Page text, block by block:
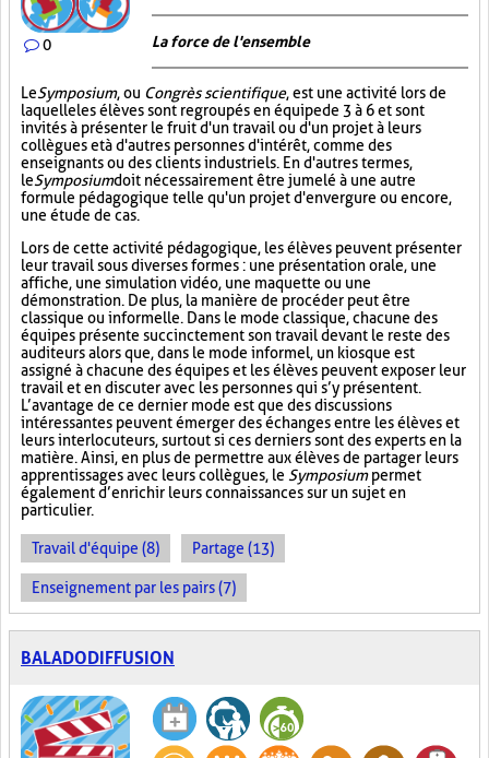
0 La force de l'ensemble
LeSymposium, ou Congrès scientifique, est une activité lors de
laquelle les élèves sont regroupés en équipe de 3 à 6 et sont
invités à présenter le fruit d'un travail ou d'un projet à leurs
collègues et à d'autres personnes d'intérêt, comme des
enseignants ou des clients industriels. En d'autres termes,
leSymposiumdoit nécessairement être jumelé à une autre
formule pédagogique telle qu'un projet d'envergure ou encore,
une étude de cas.
Lors de cette activité pédagogique, les élèves peuvent présenter
leur travail sous diverses formes : une présentation orale, une
affiche, une simulation vidéo, une maquette ou une
démonstration. De plus, la manière de procéder peut être
classique ou informelle. Dans le mode classique, chacune des
équipes présente succinctement son travail devant le reste des
auditeurs alors que, dans le mode informel, un kiosque est
assigné à chacune des équipes et les élèves peuvent exposer leur
travail et en discuter avec les personnes qui s’y présentent.
L’avantage de ce dernier mode est que des discussions
intéressantes peuvent émerger des échanges entre les élèves et
leurs interlocuteurs, surtout si ces derniers sont des experts en la
matière. Ainsi, en plus de permettre aux élèves de partager leurs
apprentissages avec leurs collègues, le Symposiumpermet
également d’enrichir leurs connaissances sur un sujet en
particulier.
Travail d'équipe (8) Partage (13)
Enseignement par les pairs (7)
BALADODIFFUSION